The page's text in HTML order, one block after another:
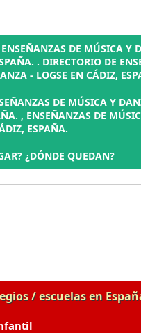
DE MÚSICA Y
. DIRECTORIO DE
- LOGSE EN CÁDIZ,
DE MÚSICA Y
, ENSEÑANZAS DE
ESPAÑA.
¿DÓNDE QUEDAN?
/ escuelas en